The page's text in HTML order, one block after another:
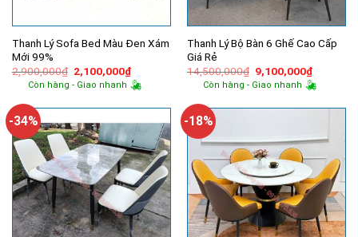
Thanh Lý Sofa Bed Màu Đen Xám
Mới 99%
2,900,000₫ Giá
gốc
là:
2,100,000₫Giá
hiện
tại
2,100,000₫.
Còn hàng - Giao nhanh
Thanh Lý Bộ Bàn 6 Ghế Cao Cấp
Giá Rẻ
14,500,000₫ Giá
gốc
là:
9,100,000₫Giá
hiện
tại
Còn hàng - Giao nhanh
-34% -18%